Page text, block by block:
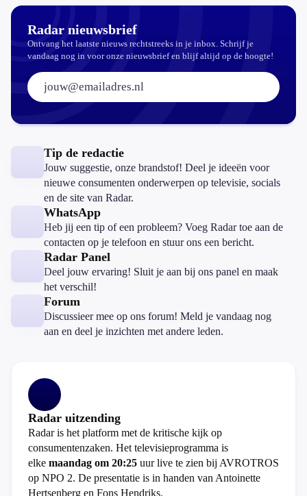
Radar nieuwsbrief
Ontvang het laatste nieuws rechtstreeks in je inbox. Schrijf je
vandaag nog in voor onze nieuwsbrief en blijf altijd op de hoogte!
E-mailadres:
Tip de redactie
Jouw suggestie, onze brandstof! Deel je ideeën voor
nieuwe consumenten onderwerpen op televisie, socials
en de site van Radar.
WhatsApp
Heb jij een tip of een probleem? Voeg Radar toe aan de
contacten op je telefoon en stuur ons een bericht.
Radar Panel
Deel jouw ervaring! Sluit je aan bij ons panel en maak
het verschil!
Forum
Discussieer mee op ons forum! Meld je vandaag nog
aan en deel je inzichten met andere leden.
Radar uitzending
Radar is het platform met de kritische kijk op
consumentenzaken. Het televisieprogramma is
elke maandag om 20:25 uur live te zien bij AVROTROS
op NPO 2. De presentatie is in handen van Antoinette
Hertsenberg en Fons Hendriks.